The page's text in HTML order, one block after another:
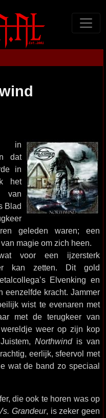
in
dat
in
het
van
Blad
geleden waren; een
magie om zich heen.
voor een ijzersterk
kan zetten. Dit gold
Elvenking en
eenzelfde kracht. Jammer
wist te evenaren met
met de terugkeer van
weer op zijn kop
Northwindis van
eerlijk, sfeervol met
wat de band zo speciaal
die ook te horen was op
Grandeur, is zeker geen